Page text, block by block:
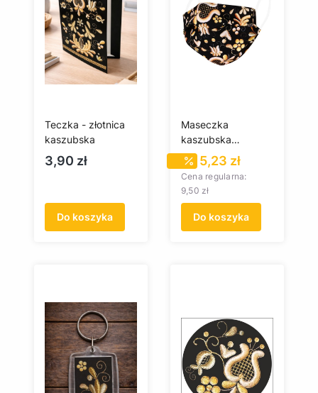
Teczka - złotnica
kaszubska
Cena
3,90 zł
Do koszyka
Maseczka
kaszubska
(złotnica)Cena
5,23 zł
Cena regularna:
9,50 zł
Do koszyka